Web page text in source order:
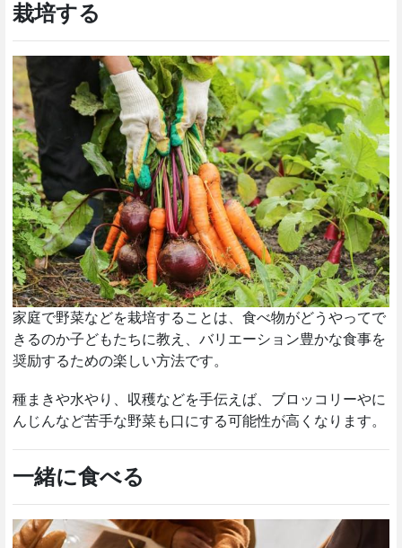
栽培する
家庭で野菜などを栽培することは、食べ物がどうやってで
きるのか子どもたちに教え、バリエーション豊かな食事を
奨励するための楽しい方法です。
種まきや水やり、収穫などを手伝えば、ブロッコリーやに
んじんなど苦手な野菜も口にする可能性が高くなります。
一緒に食べる